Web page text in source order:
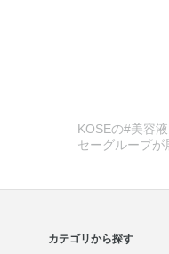
KOSEの#美容
セーグループが
カテゴリから探す